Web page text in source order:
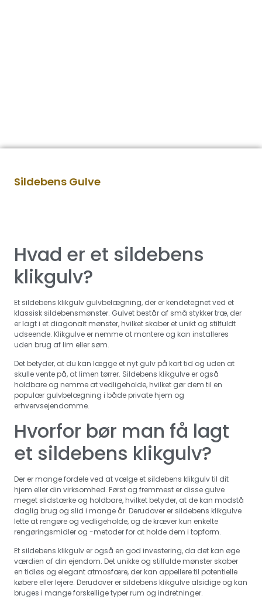
Sildebens Gulve
Hvad er et sildebens
klikgulv?
Et sildebens klikgulv gulvbelægning, der er kendetegnet ved et
klassisk sildebensmønster. Gulvet består af små stykker træ, der
er lagt i et diagonalt mønster, hvilket skaber et unikt og stilfuldt
udseende. Klikgulve er nemme at montere og kan installeres
uden brug af lim eller søm.
Det betyder, at du kan lægge et nyt gulv på kort tid og uden at
skulle vente på, at limen tørrer. Sildebens klikgulve er også
holdbare og nemme at vedligeholde, hvilket gør dem til en
populær gulvbelægning i både private hjem og
erhvervsejendomme.
Hvorfor bør man få lagt
et sildebens klikgulv?
Der er mange fordele ved at vælge et sildebens klikgulv til dit
hjem eller din virksomhed. Først og fremmest er disse gulve
meget slidstærke og holdbare, hvilket betyder, at de kan modstå
daglig brug og slid i mange år. Derudover er sildebens klikgulve
lette at rengøre og vedligeholde, og de kræver kun enkelte
rengøringsmidler og -metoder for at holde dem i topform.
Et sildebens klikgulv er også en god investering, da det kan øge
værdien af din ejendom. Det unikke og stilfulde mønster skaber
en tidløs og elegant atmosfære, der kan appellere til potentielle
købere eller lejere. Derudover er sildebens klikgulve alsidige og kan
bruges i mange forskellige typer rum og indretninger.